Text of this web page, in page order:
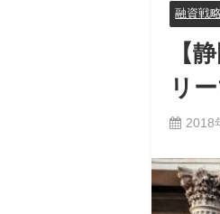
融資戦略
【
リ
2018